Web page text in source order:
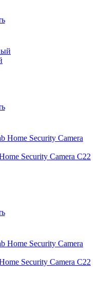
Security Camera C22
Security Camera C22